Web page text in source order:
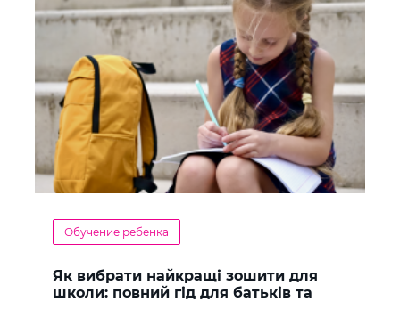
Обучение ребенка
Як вибрати найкращі зошити для
школи: повний гід для батьків та